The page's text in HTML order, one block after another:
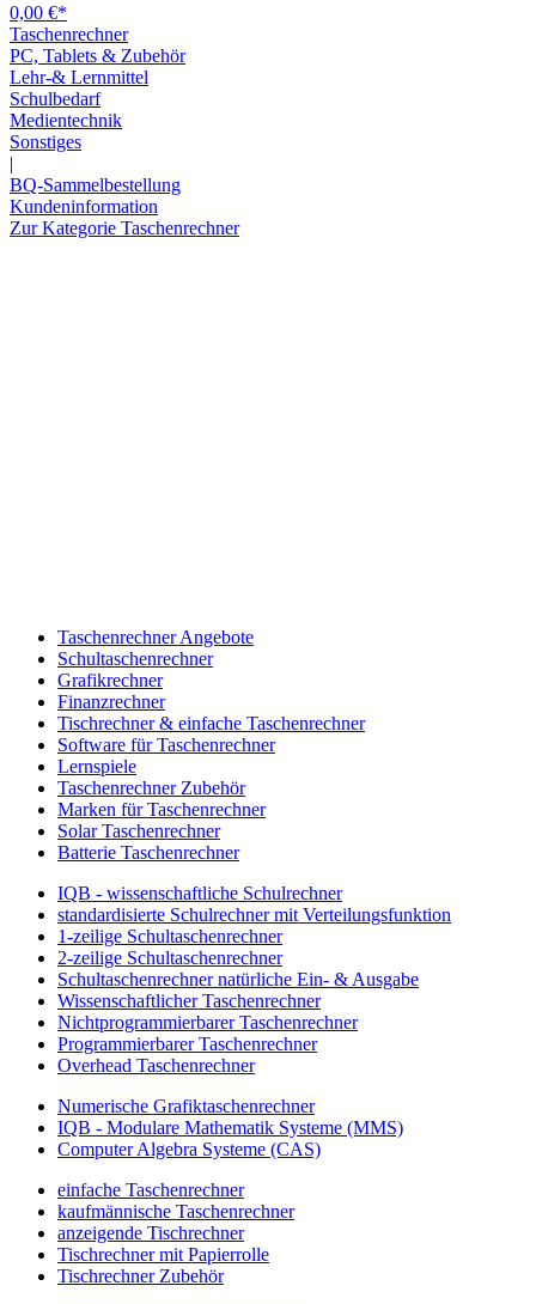
0,00 €*
Taschenrechner
PC, Tablets & Zubehör
Lehr-& Lernmittel
Schulbedarf
Medientechnik
Sonstiges
|
BQ-Sammelbestellung
Kundeninformation
Zur Kategorie Taschenrechner
Taschenrechner Angebote
Schultaschenrechner
Grafikrechner
Finanzrechner
Tischrechner & einfache Taschenrechner
Software für Taschenrechner
Lernspiele
Taschenrechner Zubehör
Marken für Taschenrechner
Solar Taschenrechner
Batterie Taschenrechner
IQB - wissenschaftliche Schulrechner
standardisierte Schulrechner mit Verteilungsfunktion
1-zeilige Schultaschenrechner
2-zeilige Schultaschenrechner
Schultaschenrechner natürliche Ein- & Ausgabe
Wissenschaftlicher Taschenrechner
Nichtprogrammierbarer Taschenrechner
Programmierbarer Taschenrechner
Overhead Taschenrechner
Numerische Grafiktaschenrechner
IQB - Modulare Mathematik Systeme (MMS)
Computer Algebra Systeme (CAS)
einfache Taschenrechner
kaufmännische Taschenrechner
anzeigende Tischrechner
Tischrechner mit Papierrolle
Tischrechner Zubehör